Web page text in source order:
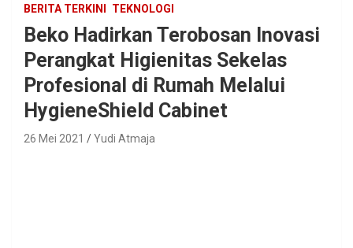
BERITA TERKINI TEKNOLOGI
Beko Hadirkan Terobosan Inovasi
Perangkat Higienitas Sekelas
Profesional di Rumah Melalui
HygieneShield Cabinet
26 Mei 2021 Yudi Atmaja